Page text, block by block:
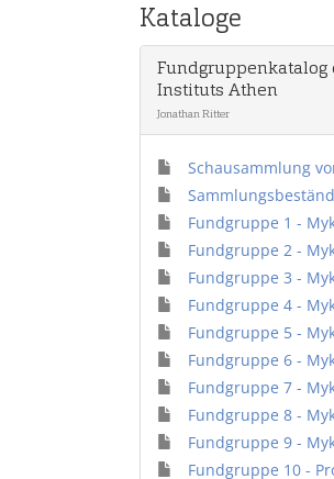
Kataloge
Instituts Athen
Jonathan Ritter
Schausammlung
Fundgruppe 1 -
Fundgruppe 2 -
Fundgruppe 3 -
Fundgruppe 4 -
Fundgruppe 5 -
Fundgruppe 6 -
Fundgruppe 7 -
Fundgruppe 8 -
Fundgruppe 9 -
Fundgruppe 10 -